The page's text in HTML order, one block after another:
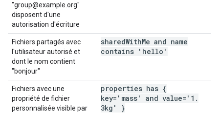
"group@example.org"
disposent d'une
autorisation d'écriture
Fichiers partagés avec
l'utilisateur autorisé et
dont le nom contient
"bonjour"
sharedWithMe and name
contains 'hello'
Fichiers avec une
propriété de fichier
personnalisée visible par
properties has {
key='mass' and value='1 .
3kg' }